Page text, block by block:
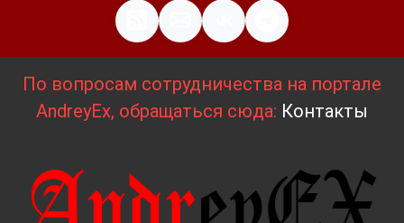
По вопросам сотрудничества на портале
AndreyEx, обращаться сюда: Контакты